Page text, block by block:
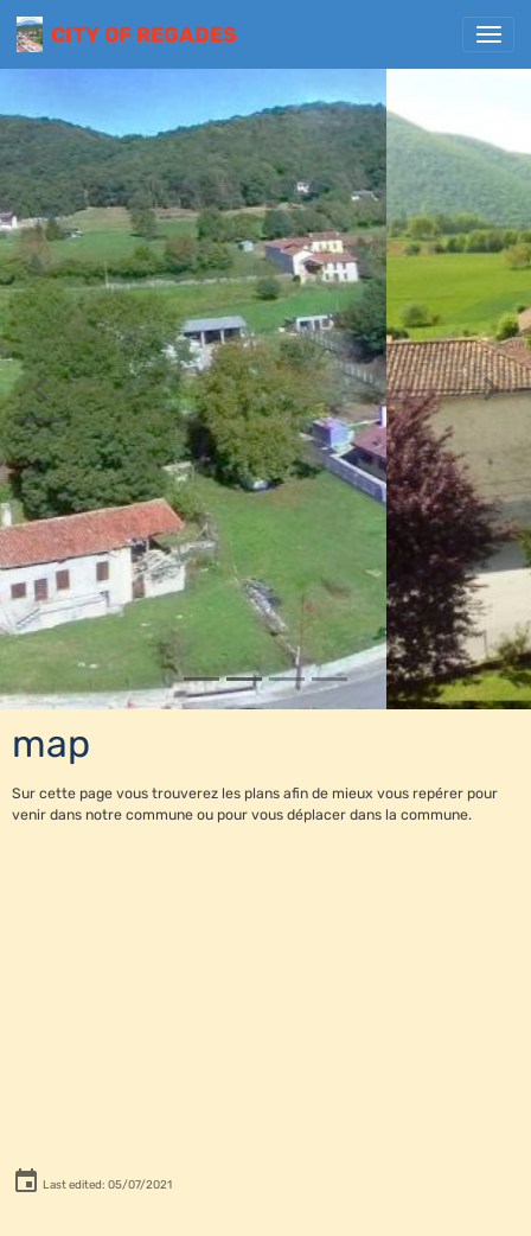
CITY OF REGADES
map
Sur cette page vous trouverez les plans afin de mieux vous repérer pour
venir dans notre commune ou pour vous déplacer dans la commune.
Last edited: 05/07/2021